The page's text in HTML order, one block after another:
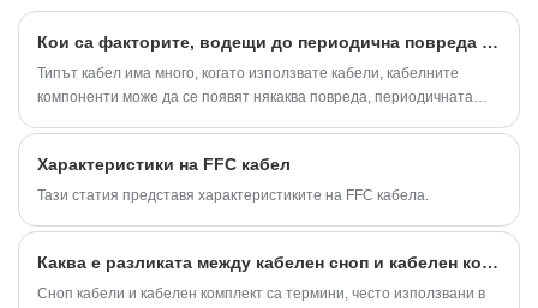
Кои са факторите, водещи до периодична повреда на кабелните компоненти?
Типът кабел има много, когато използвате кабели, кабелните
компоненти може да се появят някаква повреда, периодичната
причината за кабелните компоненти на периодична повреда колко
знаете?
Характеристики на FFC кабел
Тази статия представя характеристиките на FFC кабела.
Каква е разликата между кабелен сноп и кабелен комплект?
Сноп кабели и кабелен комплект са термини, често използвани в